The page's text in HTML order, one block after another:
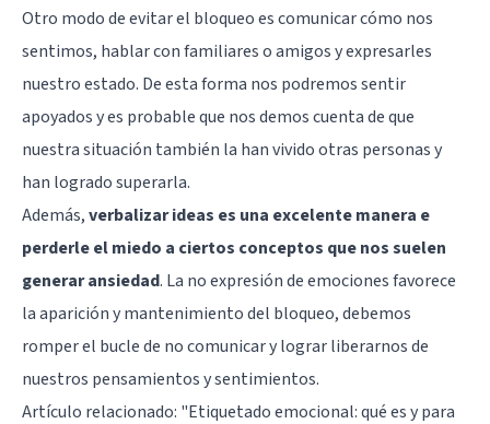
Otro modo de evitar el bloqueo es comunicar cómo nos
sentimos, hablar con familiares o amigos y expresarles
nuestro estado. De esta forma nos podremos sentir
apoyados y es probable que nos demos cuenta de que
nuestra situación también la han vivido otras personas y
han logrado superarla.
Además,verbalizar ideas es una excelente manera e
perderle el miedo a ciertos conceptos que nos suelen
generar ansiedad. La no expresión de emociones favorece
la aparición y mantenimiento del bloqueo, debemos
romper el bucle de no comunicar y lograr liberarnos de
nuestros pensamientos y sentimientos.
Artículo relacionado: "Etiquetado emocional: qué es y para